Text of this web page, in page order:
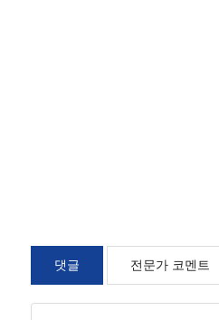
댓글 전문가 코멘트